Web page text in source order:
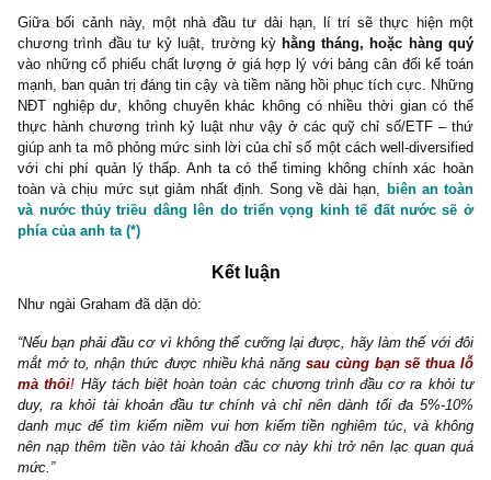
giỏi timing có thể đúng về chỉ số Index hay một ngành nghề,
chọn lựa sai doanh nghiệpvới bảng cân đối kế toán tệ hại, ban
trị không đáng tin cậy, định giá ngất ngưởng, v.v vẫn chưa
được lợi nhuận thỏa mãn trong dài hạn.
Quả thực không phải ngẫu nhiên ngài Peter Lynch đã nhấn
quan trọng của việc tập trung vào chọn lựa đúng doanh nghiệp
cố gắng dự phóng vĩ mô (*)
Thứ hai,trong bối cảnh thịnh vượng, bull-market hưng phấn,
nhà đầu cơ lạc quan quá mức, chờ đợi một mốc giá tròn trĩnh
ví dụ như 1,800 điểm của VN-Index hay cổ phiếu bất động
[500.0], hay cổ phiếu thép đầu ngành giá [100.0] thì mới bắt
lời chẳng hạn, sẽ có thể không nhìn ra rằng nó đang ở cuối của
và rủi ro đảo chiều rất lớn, đồng thời mức định giá so với
earnings, book-value hay giá trị thực đang quá ngất ngưởng
downside tiềm năng có thể lên đến từ -67% đến -90% (!)
Một lần nữa, những người tập trung vào doanh nghiệp, vào
vào định giá sẽ nhận ra mức biên an toàn cho anh ta đang ở
nên bán ra, hoặc tạm thời đứng xa những case nguy hiểm như